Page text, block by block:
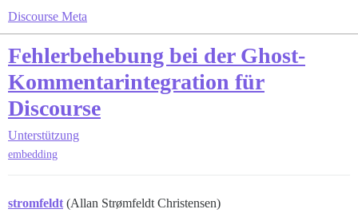
Discourse Meta
Fehlerbehebung bei der Ghost-
Kommentarintegration für
Discourse
Unterstützung
embedding
stromfeldt (Allan Strømfeldt Christensen)